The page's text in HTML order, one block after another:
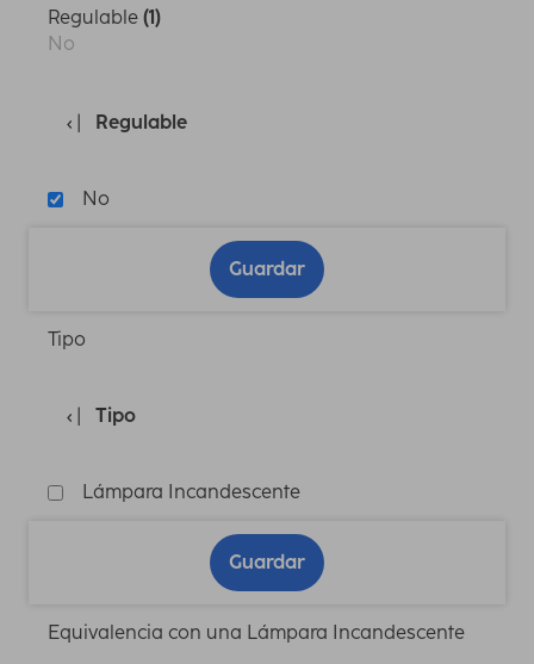
Regulable (1)
No
Regulable
No
Guardar
Tipo
Tipo
Lámpara Incandescente
Guardar
Equivalencia con una Lámpara Incandescente